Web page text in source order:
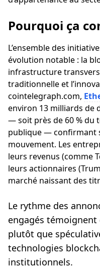
Pourquoi ça
L’ensemble des
évolution notable : la
infrastructure
traditionnelle et
cointelegraph.com,
environ 13 milliards de
— soit près de 60 % du
publique — confirmant
mouvement. Les
leurs revenus (comme
leurs actionnaires
marché naissant des
Le rythme des
engagés témoignent
plutôt que
technologies
institutionnels.